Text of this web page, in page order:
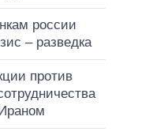
россии
– разведка
против